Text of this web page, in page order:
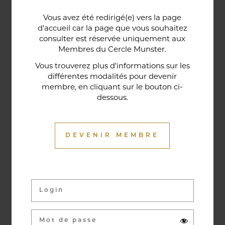
Vous avez été redirigé(e) vers la page
d'accueil car la page que vous souhaitez
consulter est réservée uniquement aux
Membres du Cercle Munster.
Vous trouverez plus d'informations sur les
différentes modalités pour devenir
membre, en cliquant sur le bouton ci-
dessous.
DEVENIR MEMBRE
historique de la maison, relie le bar au restaurant ;
cette trace du passé rappelle la tradition du bien-
être en ces lieux et de l'accueil chaleureux qui
contribuent à la réputation de l'établissement. Ce
restaurant gastronomique a été entièrement
relooké en janvier 2020. Notre chef vous propose
vous surprendre.
Activités & évènements